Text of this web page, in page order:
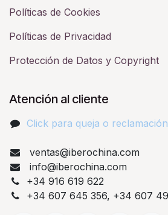
Políticas de Cookies
Políticas de Privacidad
Protección de Datos y Copyright
Atención al cliente
Click para queja o reclamación​
ventas@iberochina.com
info@iberochina.com
+34 916 619 622
+34 607 645 356, +34 607